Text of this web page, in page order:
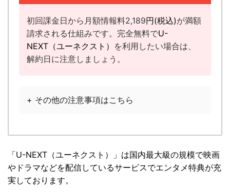
初回課金日から月額情報料2,189円(税込)が満額
請求される仕組みです。完全無料でU-
NEXT（ユーネクスト） を利用したい場合は、
解約日に注意しましょう。
+ その他の注意事項はこちら
「U-NEXT（ユーネクスト）」は国内最大級の規模で映画
やドラマなどを配信しているサービスでエンタメ特典が充
実しております。